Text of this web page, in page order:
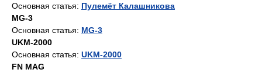
Основная статья: Пулемёт Калашникова
MG-3
Основная статья: MG-3
UKM-2000
Основная статья: UKM-2000
FN MAG